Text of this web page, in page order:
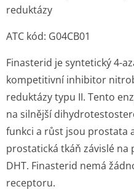
reduktázy
ATC kód: G04CB01
Finasterid je syntetický 4-
kompetitivní inhibitor
reduktázy typu II. Tento
na silnější
funkci a růst jsou prostata
prostatická tkáň závislé
DHT. Finasterid nemá
receptoru.